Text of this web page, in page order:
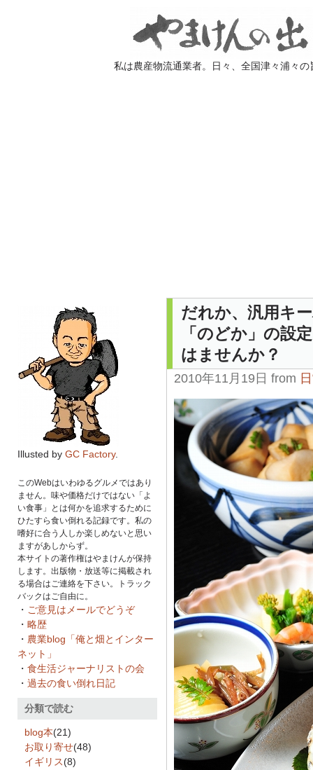
私は農産物流通業者。日々、全国津々浦々
だれか、汎用キ
「のどか」の設
はませんか？
2010年11月19日 from
Illusted by GC Factory.
このWebはいわゆるグルメではあり
ません。味や価格だけではない「よ
い食事」とは何かを追求するために
ひたすら食い倒れる記録です。私の
嗜好に合う人しか楽しめないと思い
ますがあしからず。
本サイトの著作権はやまけんが保持
します。出版物・放送等に掲載され
る場合はご連絡を下さい。トラック
バックはご自由に。
・ ご意見はメールでどうぞ
・ 略歴
・ 農業blog「俺と畑とインター
ネット」
・ 食生活ジャーナリストの会
・ 過去の食い倒れ日記
分類で読む
blog本(21)
お取り寄せ(48)
イギリス(8)